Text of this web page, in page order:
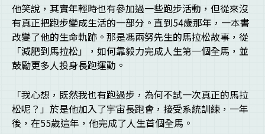
他笑說，其實年輕時也有參加過一些跑步活動，但從來沒
有真正把跑步變成生活的一部分。直到54歲那年，一本書
改變了他的生命軌跡。那是馮兩努先生的馬拉松故事，從
「減肥到馬拉松」，如何靠毅力完成人生第一個全馬，並
鼓勵更多人投身長跑運動。
「我心想，既然我也有跑過步，為何不試一次真正的馬拉
松呢？」於是他加入了宇宙長跑會，接受系統訓練，一年
後，在55歲這年，他完成了人生首個全馬。